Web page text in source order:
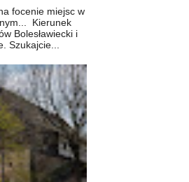
focenie miejsc w
Kierunek
Bolesławiecki i
Szukajcie...